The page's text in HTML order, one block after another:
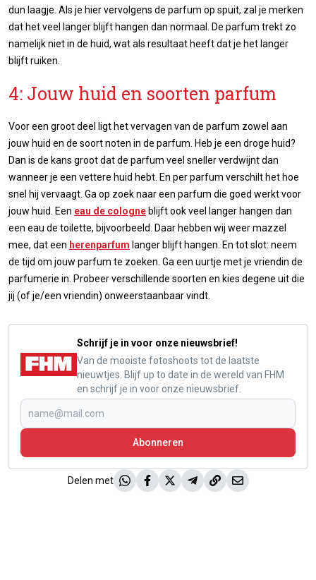
dun laagje. Als je hier vervolgens de parfum op spuit, zal je merken
dat het veel langer blijft hangen dan normaal. De parfum trekt zo
namelijk niet in de huid, wat als resultaat heeft dat je het langer
blijft ruiken.
4: Jouw huid en soorten parfum
Voor een groot deel ligt het vervagen van de parfum zowel aan
jouw huid en de soort noten in de parfum. Heb je een droge huid?
Dan is de kans groot dat de parfum veel sneller verdwijnt dan
wanneer je een vettere huid hebt. En per parfum verschilt het hoe
snel hij vervaagt. Ga op zoek naar een parfum die goed werkt voor
jouw huid. Een eau de cologne blijft ook veel langer hangen dan
een eau de toilette, bijvoorbeeld. Daar hebben wij weer mazzel
mee, dat een herenparfum langer blijft hangen. En tot slot: neem
de tijd om jouw parfum te zoeken. Ga een uurtje met je vriendin de
parfumerie in. Probeer verschillende soorten en kies degene uit die
jij (of je/een vriendin) onweerstaanbaar vindt.
Schrijf je in voor onze nieuwsbrief!
Van de mooiste fotoshoots tot de laatste
nieuwtjes. Blijf up to date in de wereld van FHM
en schrijf je in voor onze nieuwsbrief.
Abonneren
Delen met